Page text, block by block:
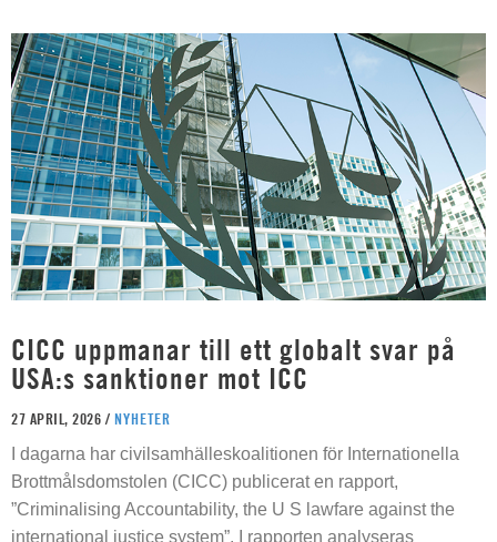
CICC uppmanar till ett globalt svar på
USA:s sanktioner mot ICC
27 APRIL, 2026 / NYHETER
I dagarna har civilsamhälleskoalitionen för Internationella
Brottmålsdomstolen (CICC) publicerat en rapport,
”Criminalising Accountability, the U S lawfare against the
international justice system”. I rapporten analyseras